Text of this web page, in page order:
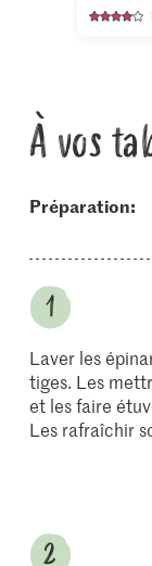
À vos
Préparation:
Laver les
tiges. Les
et les faire
Les rafraîchir